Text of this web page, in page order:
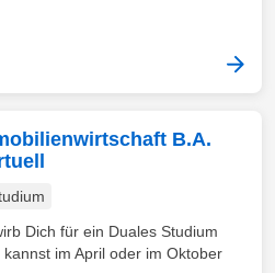
B.A.
Dich für ein Duales Studium
kannst im April oder im Oktober